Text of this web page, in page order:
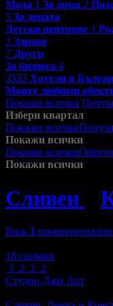
Мода 1 За дома 2
5 За децата
Детски центрове 1
1 Здраве
7 Други
За бизнеса 4
3555 Хотели в
Моите любими
Покажи всички
Избери квартал
Покажи всички
Покажи всички
Покажи всички
Покажи всички
Сливен
Виж 3 промоционални
18 снимки
3 2 2 2
Студио Джи Арт